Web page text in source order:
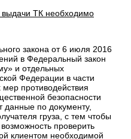
выдачи ТК необходимо
закона от 6 июля 2016
в Федеральный закон
и отдельных
Федерации в части
противодействия
безопасности
данные по документу,
груза, с тем чтобы
проверить
клиентом необходимой